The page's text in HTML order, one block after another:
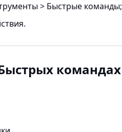
> Быстрые команды;
командах